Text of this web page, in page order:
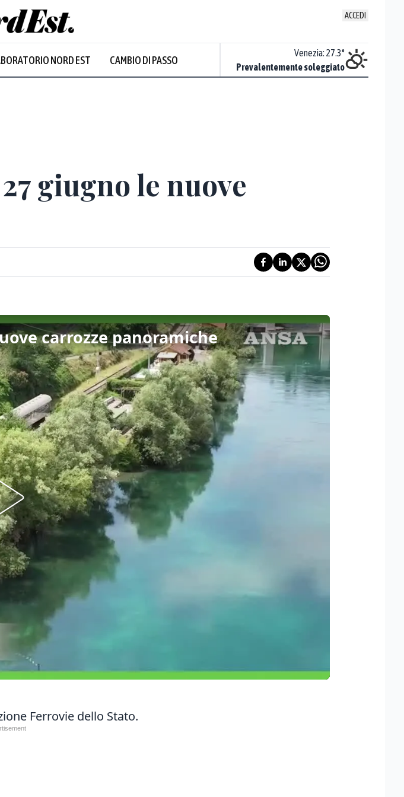
ACCEDI
NORD EST CAMBIO DI PASSO
Nuvoloso
Venezia: 27.3°
Prevalentemente soleggiato
giugno le nuove
carrozze panoramiche
Ferrovie dello Stato.